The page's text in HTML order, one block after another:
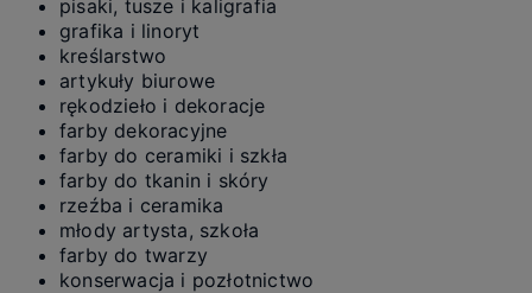
pisaki, tusze i kaligrafia
grafika i linoryt
kreślarstwo
artykuły biurowe
rękodzieło i dekoracje
farby dekoracyjne
farby do ceramiki i szkła
farby do tkanin i skóry
rzeźba i ceramika
młody artysta, szkoła
farby do twarzy
konserwacja i pozłotnictwo